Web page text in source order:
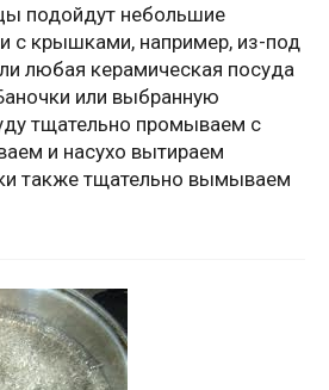
подойдут небольшие
с крышками, например, из-под
любая керамическая посуда
или выбранную
тщательно промываем с
и насухо вытираем
также тщательно вымываем